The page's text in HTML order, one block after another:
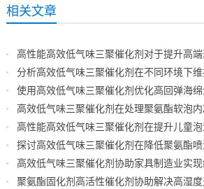
相关文章
高性能高效低气味三聚催化剂对于提升高
级别效能
分析高效低气味三聚催化剂在不同环境下
味控制表现
使用高效低气味三聚催化剂优化高回弹海
环保出口
高效低气味三聚催化剂在处理聚氨酯软泡
术应用指导
高性能高效低气味三聚催化剂在提升儿童
表现分析
探讨高效低气味三聚催化剂在降低聚氨酯
的实际效果
高效低气味三聚催化剂协助家具制造业实
工艺升级
聚氨酯固化剂高活性催化剂协助解决高湿